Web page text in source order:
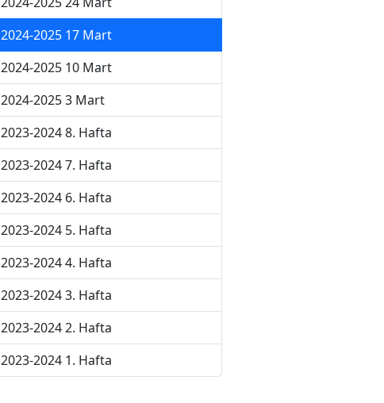
2024-2025 17 Mart
2024-2025 10 Mart
2024-2025 3 Mart
2023-2024 8. Hafta
2023-2024 7. Hafta
2023-2024 6. Hafta
2023-2024 5. Hafta
2023-2024 4. Hafta
2023-2024 3. Hafta
2023-2024 2. Hafta
2023-2024 1. Hafta